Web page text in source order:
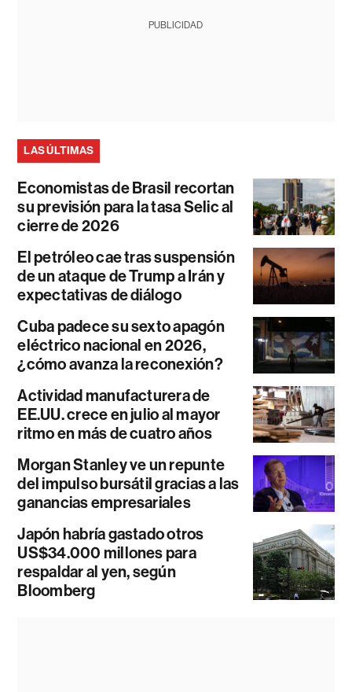
PUBLICIDAD
LAS ÚLTIMAS
Economistas de Brasil recortan
su previsión para la tasa Selic al
cierre de 2026
El petróleo cae tras suspensión
de un ataque de Trump a Irán y
expectativas de diálogo
Cuba padece su sexto apagón
eléctrico nacional en 2026,
¿cómo avanza la reconexión?
Actividad manufacturera de
EE.UU. crece en julio al mayor
ritmo en más de cuatro años
Morgan Stanley ve un repunte
del impulso bursátil gracias a las
ganancias empresariales
Japón habría gastado otros
US$34.000 millones para
respaldar al yen, según
Bloomberg